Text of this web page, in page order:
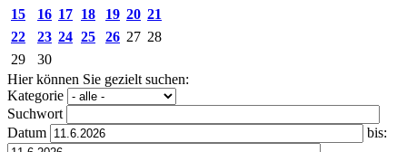
15
16 17 18 19 20 21
22
23 24 25 26 27 28
29
30
Hier können Sie gezielt suchen:
Kategorie
Suchwort
Datum
bis: